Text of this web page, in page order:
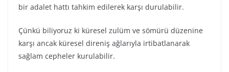
bir adalet hattı tahkim edilerek karşı durulabilir.
Çünkü biliyoruz ki küresel zulüm ve sömürü düzenine
karşı ancak küresel direniş ağlarıyla irtibatlanarak
sağlam cepheler kurulabilir.